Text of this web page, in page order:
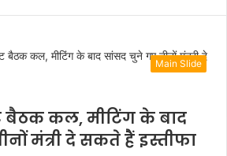
Main Slide
बैठक कल, मीटिंग के बाद
मंत्री दे सकते हैं इस्तीफा